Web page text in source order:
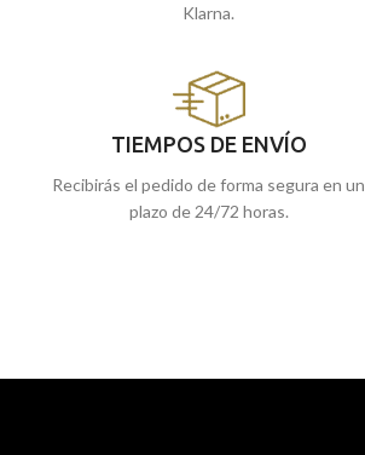
Klarna.
TIEMPOS DE ENVÍO
Recibirás el pedido de forma segura en un
plazo de 24/72 horas.